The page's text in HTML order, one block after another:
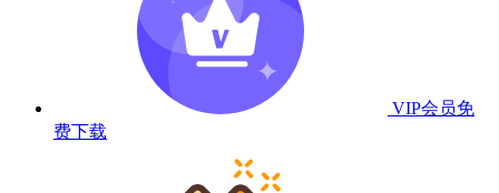
VIP会员免
费下载